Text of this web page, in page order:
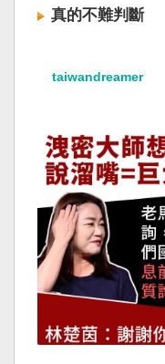
真的不難判斷
taiwandreamer